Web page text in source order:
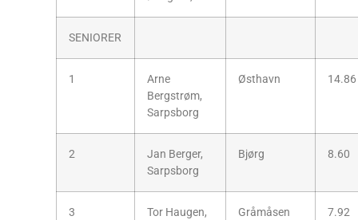
SENIORER
1
Arne
Bergstrøm,
Sarpsborg
Østhavn 14.86
2
Jan Berger,
Sarpsborg
Bjørg 8.60
3
Tor Haugen,
Gråmåsen 7.92